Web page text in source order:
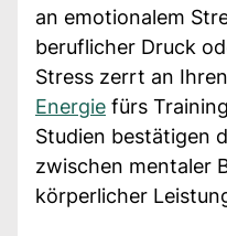
an emotionalem
beruflicher Druck
Stress zerrt an
Energie fürs
Studien bestätigen
zwischen mentaler
körperlicher